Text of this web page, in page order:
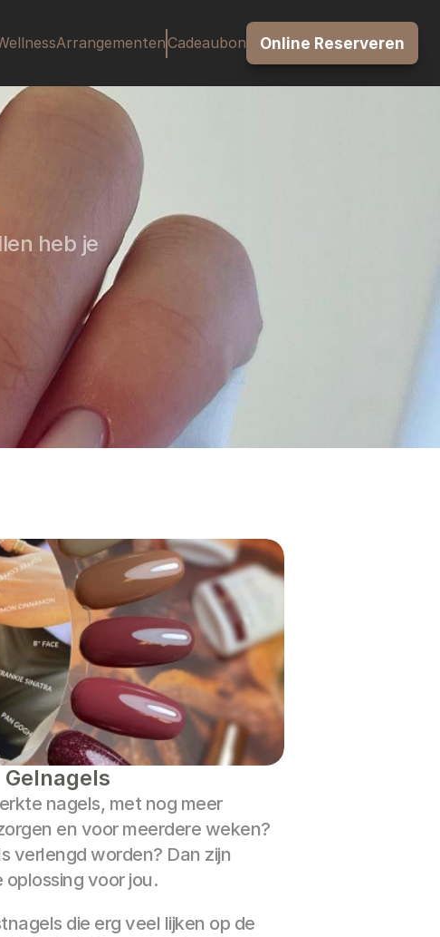
ArrangementenCadeaubon Online Reserveren
heb je
Gelnagels
nagels, met nog meer
en voor meerdere weken?
verlengd worden? Dan zijn
oplossing voor jou.
die erg veel lijken op de